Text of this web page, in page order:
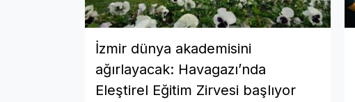
İzmir dünya akademisini
ağırlayacak: Havagazı’nda
Eleştirel Eğitim Zirvesi başlıyor